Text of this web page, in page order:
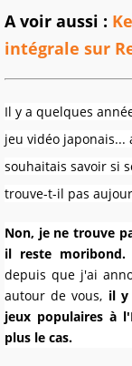
A voir aussi :
intégrale sur
Il y a quelques
jeu vidéo
souhaitais savoir si
trouve-t-il pas
Non, je ne trouve
il reste moribond.
depuis que j'ai
autour de vous, il y
jeux populaires à
plus le cas.